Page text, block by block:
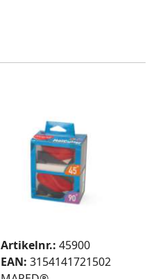
Artikelnr.: 45900
EAN: 3154141721502